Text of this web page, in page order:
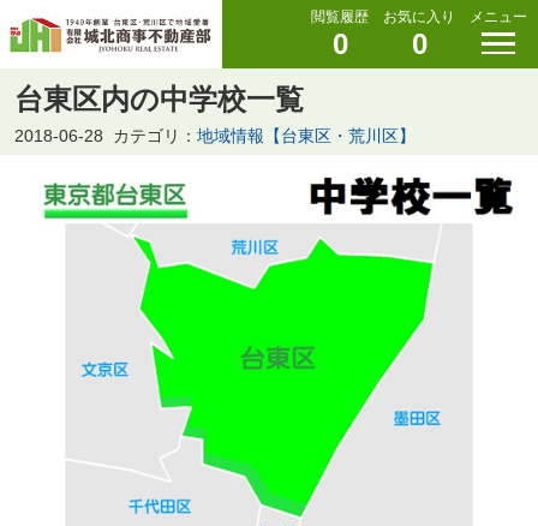
閲覧履歴
0
お気に入り
0
メニュー
台東区内の中学校一覧
2018-06-28 カテゴリ： 地域情報【台東区・荒川区】